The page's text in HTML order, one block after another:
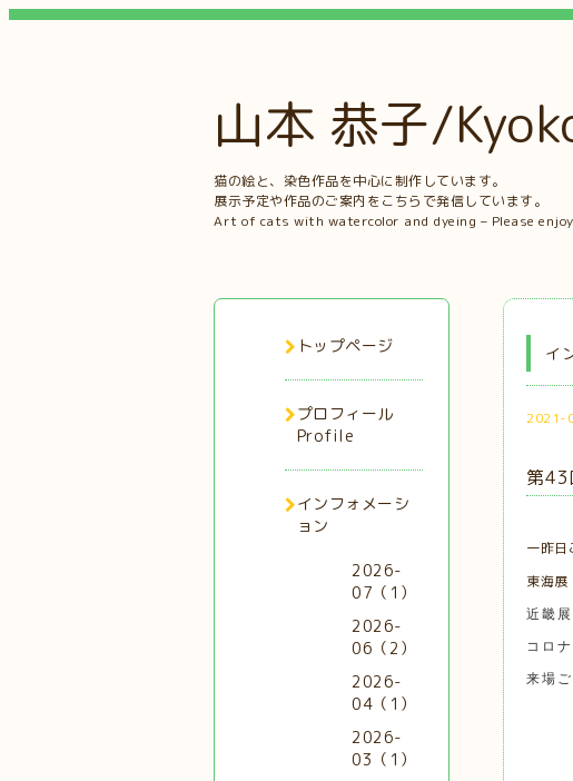
山本 恭子/
猫の絵と、染色作品を中心に制作しています。
展示予定や作品のご案内をこちらで発信しています。
Art of cats with watercolor and dyeing – Please
イ
2021-
第43
一昨日
東海展
近畿
コロ
来場
トップページ
プロフィール
Profile
インフォメーシ
ョン
2026-
07（1）
2026-
06（2）
2026-
04（1）
2026-
03（1）